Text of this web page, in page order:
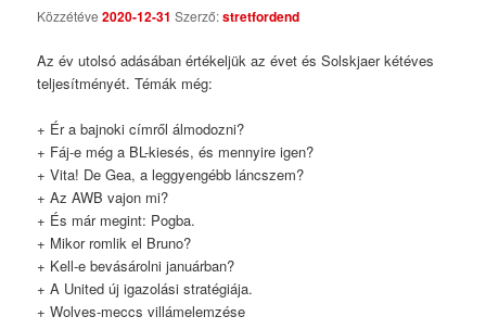
Közzétéve2020-12-31 Szerző:stretfordend
Az év utolsó adásában értékeljük az évet és Solskjaer kétéves
teljesítményét. Témák még:
+ Ér a bajnoki címről álmodozni?
+ Fáj-e még a BL-kiesés, és mennyire igen?
+ Vita! De Gea, a leggyengébb láncszem?
+ Az AWB vajon mi?
+ És már megint: Pogba.
+ Mikor romlik el Bruno?
+ Kell-e bevásárolni januárban?
+ A United új igazolási stratégiája.
+ Wolves-meccs villámelemzése